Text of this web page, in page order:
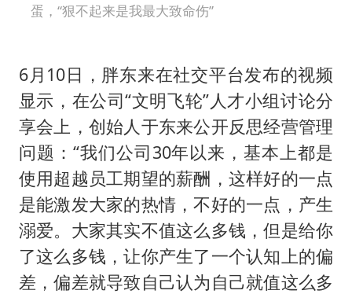
蛋，“狠不起来是我最大致命伤”
6月10日， 胖东来在社交平台发布的视频
显示，在公司“文明飞轮”人才小组讨论分
享会上，创始人 于东来公开反思经营管理
问题：“我们公司30年以来，基本上都是
使用超越员工期望的薪酬，这样好的一点
是能激发大家的热情，不好的一点，产生
溺爱。大家其实不值这么多钱，但是给你
了这么多钱，让你产生了一个认知上的偏
差，偏差就导致自己认为自己就值这么多